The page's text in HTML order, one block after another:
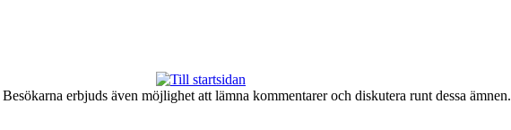
erbjuds även möjlighet att lämna kommentarer och diskutera runt dessa ämnen.